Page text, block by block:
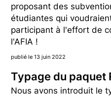
proposant des
étudiantes qui
participant à l'effort de
l'AFIA !
publié le 13 juin 2022
Typage du paquet
Nous avons introduit le